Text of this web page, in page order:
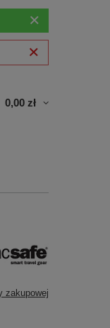
0,00 zł
zakupowej